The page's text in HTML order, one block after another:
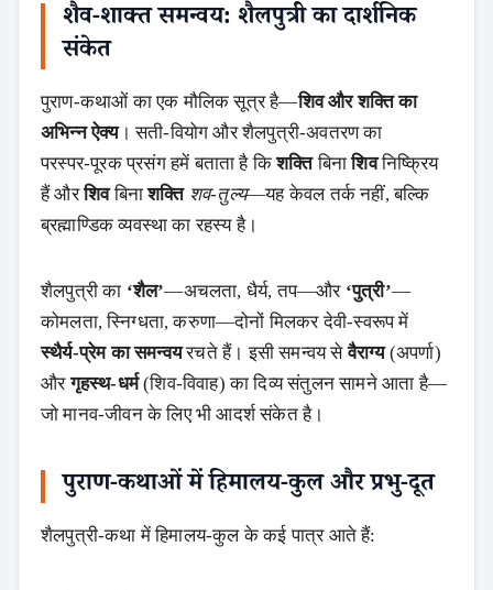
शैव‑शाक्त समन्वय: शैलपुत्री का दार्शनिक
संकेत
पुराण‑कथाओं का एक मौलिक सूत्र है—शिव और शक्ति का
अभिन्न ऐक्य। सती‑वियोग और शैलपुत्री‑अवतरण का
परस्पर‑पूरक प्रसंग हमें बताता है किशक्तिबिनाशिवनिष्क्रिय
हैं औरशिवबिनाशक्ति शव‑तुल्य—यह केवल तर्क नहीं, बल्कि
ब्रह्माण्डिक व्यवस्था का रहस्य है।
शैलपुत्री का ‘शैल’—अचलता, धैर्य, तप—और ‘पुत्री’—
कोमलता, स्निग्धता, करुणा—दोनों मिलकर देवी‑स्वरूप में
स्थैर्य‑प्रेम का समन्वयरचते हैं। इसी समन्वय सेवैराग्य(अपर्णा)
औरगृहस्थ‑धर्म(शिव‑विवाह) का दिव्य संतुलन सामने आता है—
जो मानव‑जीवन के लिए भी आदर्श संकेत है।
पुराण‑कथाओं में हिमालय‑कुल और प्रभु‑दूत
शैलपुत्री‑कथा में हिमालय‑कुल के कई पात्र आते हैं: